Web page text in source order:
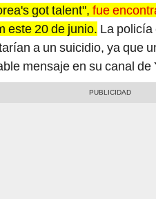
got talent", fue
este 20 de junio. La policía
a un suicidio, ya que
mensaje en su canal de